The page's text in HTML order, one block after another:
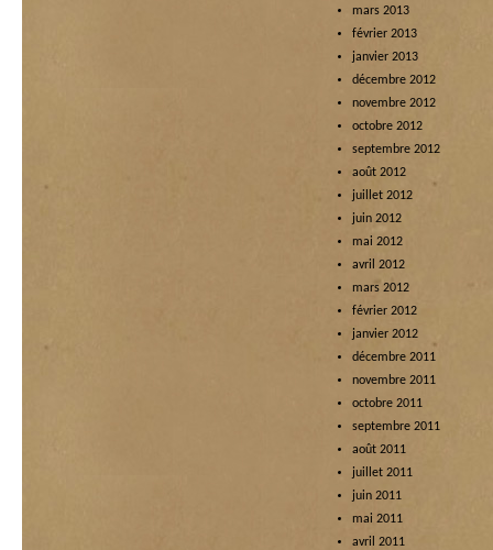
mars 2013
février 2013
janvier 2013
décembre 2012
novembre 2012
octobre 2012
septembre 2012
août 2012
juillet 2012
juin 2012
mai 2012
avril 2012
mars 2012
février 2012
janvier 2012
décembre 2011
novembre 2011
octobre 2011
septembre 2011
août 2011
juillet 2011
juin 2011
mai 2011
avril 2011